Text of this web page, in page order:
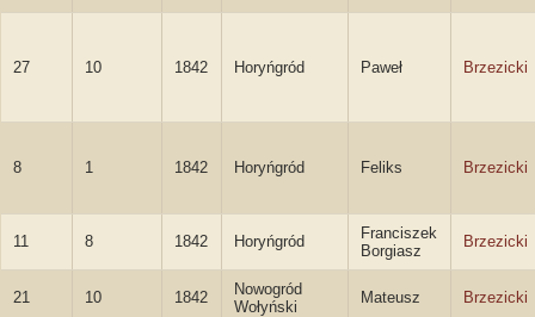
27 10 1842 Horyńgród Paweł Brzezicki
8 1 1842 Horyńgród Feliks Brzezicki
11 8 1842 Horyńgród
Franciszek
Borgiasz
Brzezicki
21 10 1842
Nowogród
Wołyński
Mateusz Brzezicki